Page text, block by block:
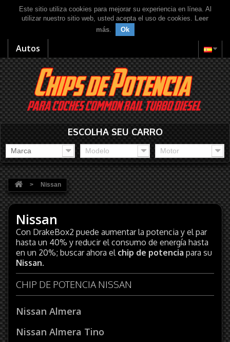
Este sitio utiliza cookies para mejorar su experiencia en línea. Al
utilizar nuestro sitio web, usted acepta el uso de cookies. Leer
más. Ok
Autos
ESCOLHA SEU CARRO
Marca Modelo Motor
> Nissan
Nissan
Con DrakeBox2 puede aumentar la potencia y el par
hasta un 40% y reducir el consumo de energía hasta
en un 20%; buscar ahora el chip de potencia para su
Nissan.
CHIP DE POTENCIA NISSAN
Nissan Almera
Nissan Almera Tino